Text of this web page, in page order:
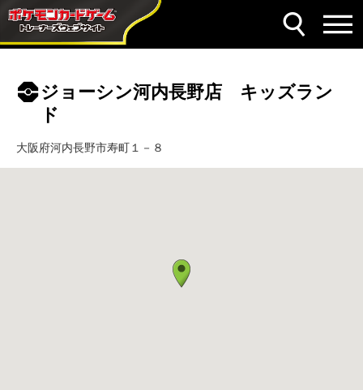
ジョーシン河内長野店 キッズラン
ド
大阪府河内長野市寿町１－８